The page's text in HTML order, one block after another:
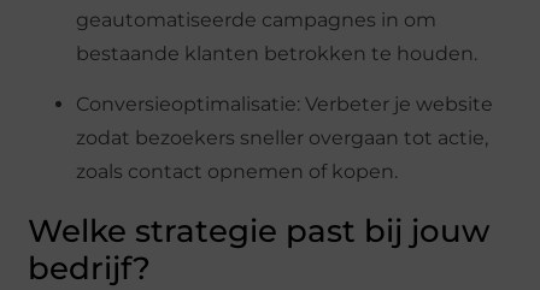
geautomatiseerde campagnes in om
bestaande klanten betrokken te houden.
Conversieoptimalisatie: Verbeter je website
zodat bezoekers sneller overgaan tot actie,
zoals contact opnemen of kopen.
Welke strategie past bij jouw
bedrijf?